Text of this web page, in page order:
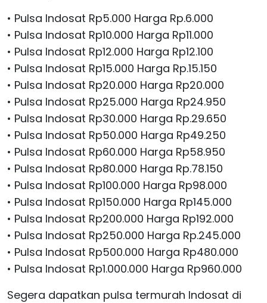
• Pulsa Indosat Rp5.000 Harga Rp.6.000
• Pulsa Indosat Rp10.000 Harga Rp11.000
• Pulsa Indosat Rp12.000 Harga Rp12.100
• Pulsa Indosat Rp15.000 Harga Rp.15.150
• Pulsa Indosat Rp20.000 Harga Rp20.000
• Pulsa Indosat Rp25.000 Harga Rp24.950
• Pulsa Indosat Rp30.000 Harga Rp.29.650
• Pulsa Indosat Rp50.000 Harga Rp49.250
• Pulsa Indosat Rp60.000 Harga Rp58.950
• Pulsa Indosat Rp80.000 Harga Rp.78.150
• Pulsa Indosat Rp100.000 Harga Rp98.000
• Pulsa Indosat Rp150.000 Harga Rp145.000
• Pulsa Indosat Rp200.000 Harga Rp192.000
• Pulsa Indosat Rp250.000 Harga Rp.245.000
• Pulsa Indosat Rp500.000 Harga Rp480.000
• Pulsa Indosat Rp1.000.000 Harga Rp960.000
Segera dapatkan pulsa termurah Indosat di